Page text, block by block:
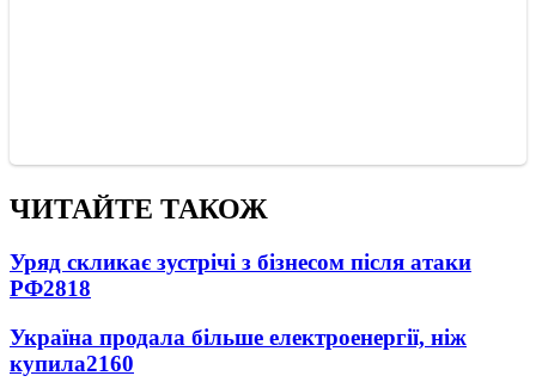
ЧИТАЙТЕ ТАКОЖ
Уряд скликає зустрічі з бізнесом після атаки
РФ2818
Україна продала більше електроенергії, ніж
купила2160